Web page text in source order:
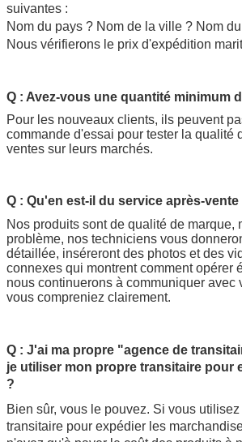
suivantes :
Nom du pays ? Nom de la ville ? Nom
Nous vérifierons le prix d'expédition
Q : Avez-vous une quantité minimum
Pour les nouveaux clients, ils peuvent
commande d'essai pour tester la qualité
ventes sur leurs marchés.
Q : Qu'en est-il du service après-vente
Nos produits sont de qualité de marque,
problème, nos techniciens vous
détaillée, inséreront des photos et des
connexes qui montrent comment opérer
nous continuerons à communiquer avec
vous compreniez clairement.
Q : J'ai ma propre "agence de
je utiliser mon propre transitaire pour
?
Bien sûr, vous le pouvez. Si vous
transitaire pour expédier les